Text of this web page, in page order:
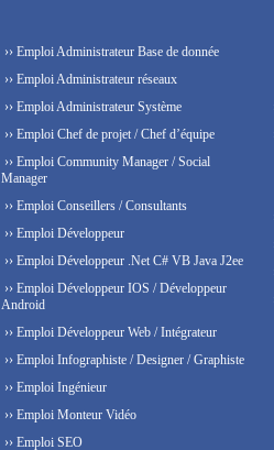
›› Emploi Administrateur Base de donnée
›› Emploi Administrateur réseaux
›› Emploi Administrateur Système
›› Emploi Chef de projet / Chef d’équipe
›› Emploi Community Manager / Social
Manager
›› Emploi Conseillers / Consultants
›› Emploi Développeur
›› Emploi Développeur .Net C# VB Java J2ee
›› Emploi Développeur IOS / Développeur
Android
›› Emploi Développeur Web / Intégrateur
›› Emploi Infographiste / Designer / Graphiste
›› Emploi Ingénieur
›› Emploi Monteur Vidéo
›› Emploi SEO